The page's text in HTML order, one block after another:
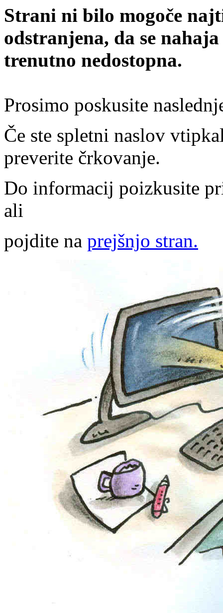
Strani ni bilo mogoče
odstranjena, da se
trenutno nedostopna.
Prosimo poskusite
Če ste spletni naslov
preverite črkovanje.
Do informacij poizkusite
ali
pojdite na prejšnjo stran.